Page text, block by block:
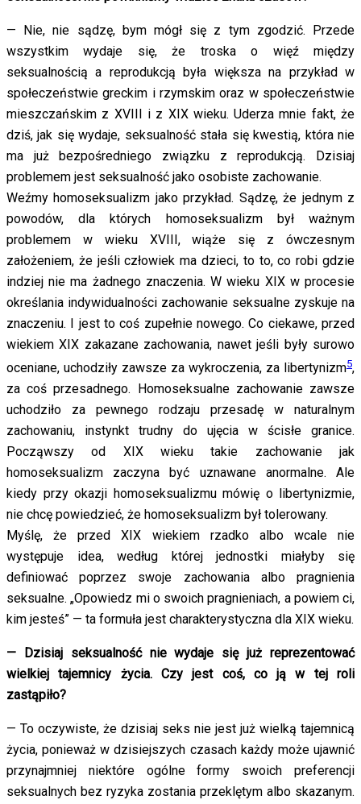
— Nie, nie sądzę, bym mógł się z tym zgodzić. Przede
wszystkim wydaje się, że troska o więź między
seksualnością a reprodukcją była większa na przykład w
społeczeństwie greckim i rzymskim oraz w społeczeństwie
mieszczańskim z XVIII i z XIX wieku. Uderza mnie fakt, że
dziś, jak się wydaje, seksualność stała się kwestią, która nie
ma już bezpośredniego związku z reprodukcją. Dzisiaj
problemem jest seksualność jako osobiste zachowanie.
Weźmy homoseksualizm jako przykład. Sądzę, że jednym z
powodów, dla których homoseksualizm był ważnym
problemem w wieku XVIII, wiąże się z ówczesnym
założeniem, że jeśli człowiek ma dzieci, to to, co robi gdzie
indziej nie ma żadnego znaczenia. W wieku XIX w procesie
określania indywidualności zachowanie seksualne zyskuje na
znaczeniu. I jest to coś zupełnie nowego. Co ciekawe, przed
wiekiem XIX zakazane zachowania, nawet jeśli były surowo
oceniane, uchodziły zawsze za wykroczenia, za libertynizm5,
za coś przesadnego. Homoseksualne zachowanie zawsze
uchodziło za pewnego rodzaju przesadę w naturalnym
zachowaniu, instynkt trudny do ujęcia w ścisłe granice.
Począwszy od XIX wieku takie zachowanie jak
homoseksualizm zaczyna być uznawane anormalne. Ale
kiedy przy okazji homoseksualizmu mówię o libertynizmie,
nie chcę powiedzieć, że homoseksualizm był tolerowany.
Myślę, że przed XIX wiekiem rzadko albo wcale nie
występuje idea, według której jednostki miałyby się
definiować poprzez swoje zachowania albo pragnienia
seksualne. „Opowiedz mi o swoich pragnieniach, a powiem ci,
kim jesteś” — ta formuła jest charakterystyczna dla XIX wieku.
— Dzisiaj seksualność nie wydaje się już reprezentować
wielkiej tajemnicy życia. Czy jest coś, co ją w tej roli
zastąpiło?
— To oczywiste, że dzisiaj seks nie jest już wielką tajemnicą
życia, ponieważ w dzisiejszych czasach każdy może ujawnić
przynajmniej niektóre ogólne formy swoich preferencji
seksualnych bez ryzyka zostania przeklętym albo skazanym.